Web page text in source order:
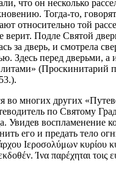
что он несколько
Тогда-то,
относительно той
Подле Святой
за дверь, и смотрела
Здесь перед
во многих других
по Святому
воспламенение
и предать тело
Ιεροσολύμων
Ίνα παρέχηται